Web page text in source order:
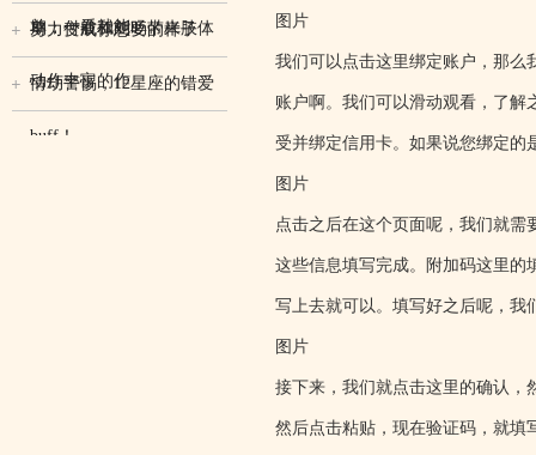
单，一看就能
期：付航和刘旸带来肢体
动作丰富的作
努力变成你想要的样子
情劫警惕，12星座的错爱
buff！
图片
我们可以点击这里绑定账户，那么
账户啊。我们可以滑动观看，了解
受并绑定信用卡。如果说您绑定的
图片
点击之后在这个页面呢，我们就
这些信息填写完成。附加码这里的
写上去就可以。填写好之后呢，我
图片
接下来，我们就点击这里的确认，
然后点击粘贴，现在验证码，就填